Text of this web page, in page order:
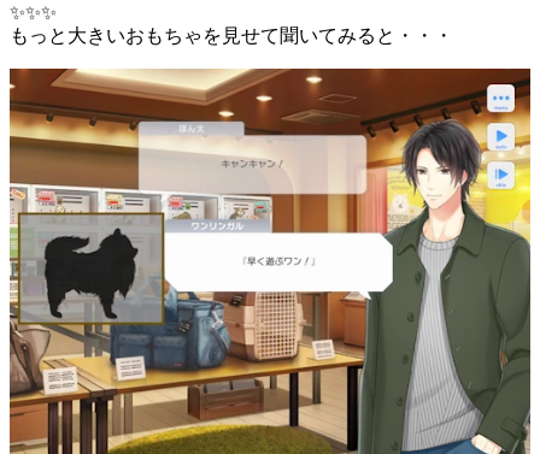
✨✨✨
もっと大きいおもちゃを見せて聞いてみると・・・